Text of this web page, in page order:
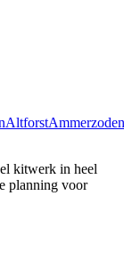
AltforstAmmerzoden
kitwerk in heel
planning voor